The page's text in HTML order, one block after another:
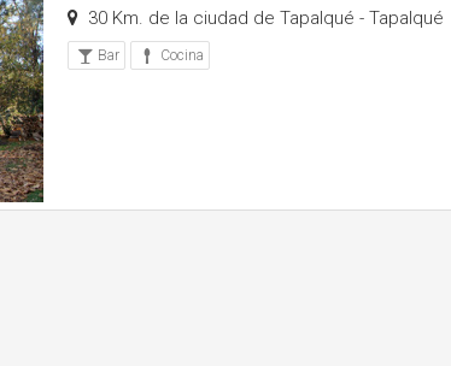
30 Km. de la ciudad de Tapalqué - Tapalqué
Bar Cocina